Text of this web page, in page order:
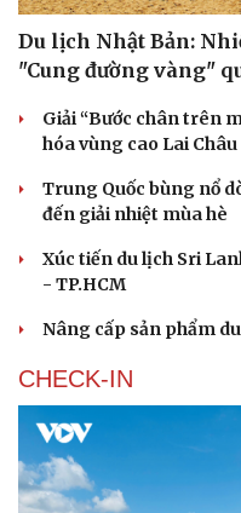
Du lịch Nhật Bản:
"Cung đường vàng"
Giải “Bước chân trên
hóa vùng cao Lai Châu
Trung Quốc bùng nổ
đến giải nhiệt mùa hè
Xúc tiến du lịch Sri
- TP.HCM
Nâng cấp sản phẩm
CHECK-IN